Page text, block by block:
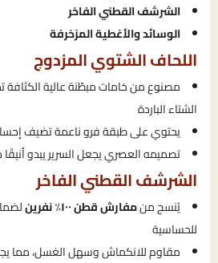
الشرشف القطني الفاخر
الوسائد والأغطية المزخرفة
اللحاف الشتوي المزدوج
مصنوع من خامات مبطّنة عالية الكثافة
الشتاء الباردة
يحتوي على طبقة فرو ناعمة تضيف
تصميمه العصري يجعل السرير يبدو
الشرشف القطني الفاخر
يُنسج منمفارش قطن ١٠٠٪ نفرين
للحساسية
مقاوم للانكماش وسهل الغسل، مما